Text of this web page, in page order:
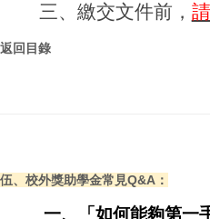
三、繳交文件前，
返回目錄
伍、校外獎助學金常見Q&A：
一、 「如何能夠第一